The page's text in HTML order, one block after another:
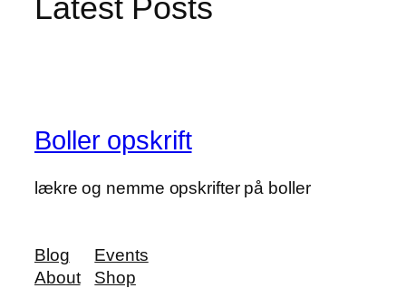
Latest Posts
Boller opskrift
lækre og nemme opskrifter på boller
Blog
About
Events
Shop